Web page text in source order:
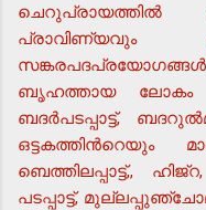
ചെറുപ്രായത്തില്‍
പ്രാവിണ്യവും
ബൃഹത്തായ
ബദര്‍പടപ്പാട്ട്,
ഒട്ടകത്തിന്‍റെയും
ബെത്തിലപ്പാട്ട്,,
പടപ്പാട്ട്,